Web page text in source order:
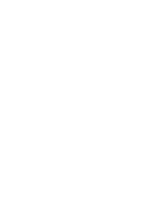
In Überlagerung und
und öffentlichen Raum die